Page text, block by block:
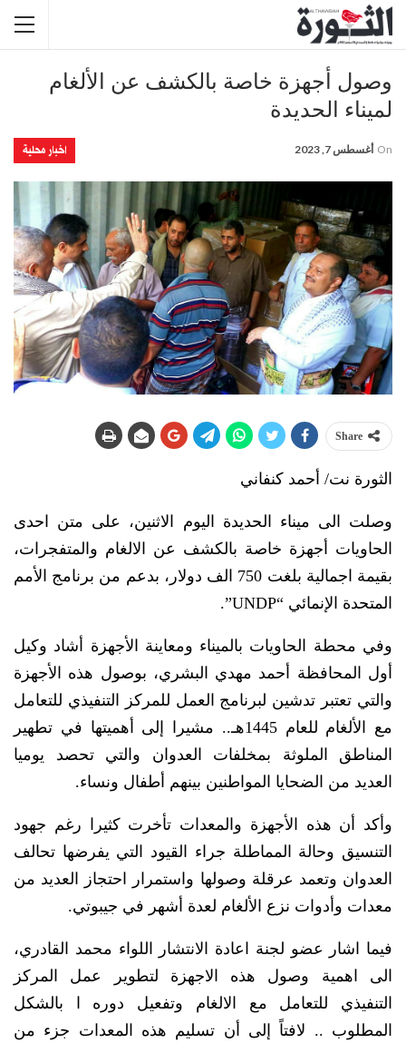
وصول أجهزة خاصة بالكشف عن الألغام
لميناء الحديدة
اخبار محلية On أغسطس 7, 2023
Share
الثورة نت/ أحمد كنفاني
وصلت الى ميناء الحديدة اليوم الاثنين، على متن احدى
الحاويات أجهزة خاصة بالكشف عن الالغام والمتفجرات،
بقيمة اجمالية بلغت 750 الف دولار، بدعم من برنامج الأمم
المتحدة الإنمائي “UNDP”.
وفي محطة الحاويات بالميناء ومعاينة الأجهزة أشاد وكيل
أول المحافظة أحمد مهدي البشري، بوصول هذه الأجهزة
والتي تعتبر تدشين لبرنامج العمل للمركز التنفيذي للتعامل
مع الألغام للعام 1445هـ.. مشيرا إلى أهميتها في تطهير
المناطق الملوثة بمخلفات العدوان والتي تحصد يوميا
العديد من الضحايا المواطنين بينهم أطفال ونساء.
وأكد أن هذه الأجهزة والمعدات تأخرت كثيرا رغم جهود
التنسيق وحالة المماطلة جراء القيود التي يفرضها تحالف
العدوان وتعمد عرقلة وصولها واستمرار احتجاز العديد من
معدات وأدوات نزع الألغام لعدة أشهر في جيبوتي.
فيما اشار عضو لجنة اعادة الانتشار اللواء محمد القادري،
الى اهمية وصول هذه الاجهزة لتطوير عمل المركز
التنفيذي للتعامل مع الالغام وتفعيل دوره ا بالشكل
المطلوب .. لافتاً إلى أن تسليم هذه المعدات جزء من